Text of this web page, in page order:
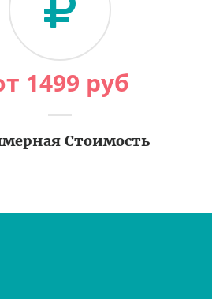
1499 руб
Стоимость